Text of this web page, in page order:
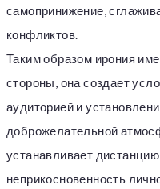
самопринижение,
конфликтов.
Таким образом ирония
стороны, она создает
аудиторией и
доброжелательной
устанавливает
неприкосновенность